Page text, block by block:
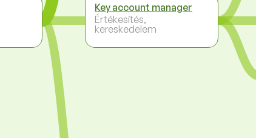
Key account manager
Értékesítés,
kereskedelem